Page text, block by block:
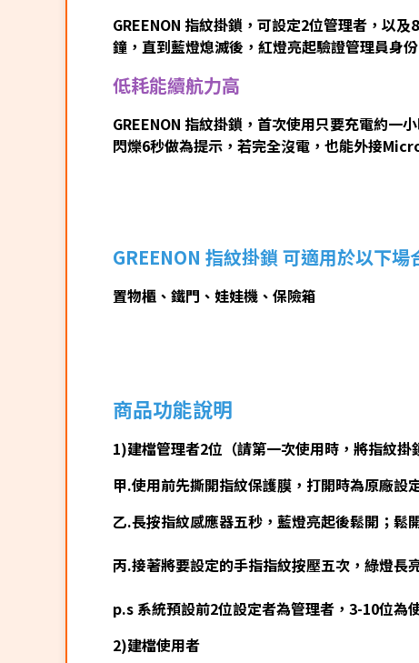
GREENON 指紋掛鎖，可設定2位管理者，以
鐘，直到藍燈熄滅後，紅燈亮起驗證管理員身
低耗能續航力高
GREENON 指紋掛鎖，首次使用只要充電約一
閃爍6秒做為提示，若完全沒電，也能外接
GREENON 指紋掛鎖 可適用於以下場
置物櫃、鐵門、娃娃機、保險箱
商品功能說明
1)建檔管理者2位（請第一次使用時，將指紋掛
甲.使用前先撕開指紋保護膜，打開時為原廠設
乙.長按指紋感應器五秒，藍燈亮起後鬆開；鬆
丙.接著將要設定的手指指紋按壓五次，綠燈長
p.s 系統預設前2位設定者為管理者，3-10位為
2)建檔使用者